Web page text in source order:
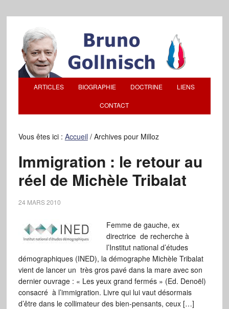
ARTICLES BIOGRAPHIE DOCTRINE LIENS
CONTACT
Vous êtes ici : Accueil /Archives pour Milloz
Immigration : le retour au
réel de Michèle Tribalat
24 MARS 2010
Femme de gauche, ex
directrice de recherche à
l’Institut national d’études
démographiques (INED), la démographe Michèle Tribalat
vient de lancer un très gros pavé dans la mare avec son
dernier ouvrage : « Les yeux grand fermés » (Ed. Denoël)
consacré à l’immigration. Livre qui lui vaut désormais
d’être dans le collimateur des bien-pensants, ceux […]